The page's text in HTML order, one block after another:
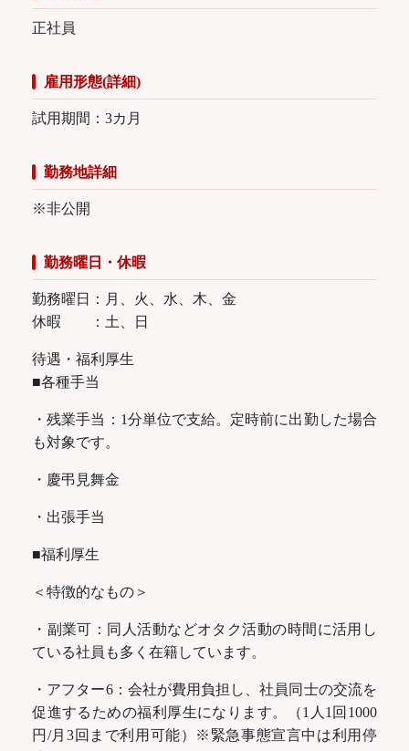
正社員
雇用形態(詳細)
試用期間：3カ月
勤務地詳細
※非公開
勤務曜日・休暇
勤務曜日：月、火、水、木、金
休暇 ：土、日
待遇・福利厚生
■各種手当
・残業手当：1分単位で支給。定時前に出勤した場合
も対象です。
・慶弔見舞金
・出張手当
■福利厚生
＜特徴的なもの＞
・副業可：同人活動などオタク活動の時間に活用し
ている社員も多く在籍しています。
・アフター6：会社が費用負担し、社員同士の交流を
促進するための福利厚生になります。（1人1回1000
円/月3回まで利用可能）※緊急事態宣言中は利用停